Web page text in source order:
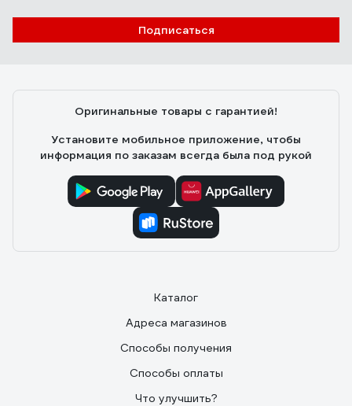
Подписаться
Оригинальные товары с гарантией!
Установите мобильное приложение, чтобы
информация по заказам всегда была под рукой
Каталог
Адреса магазинов
Способы получения
Способы оплаты
Что улучшить?